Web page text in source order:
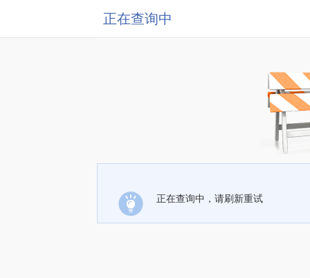
正在查询中
正在查询中，请刷新重试